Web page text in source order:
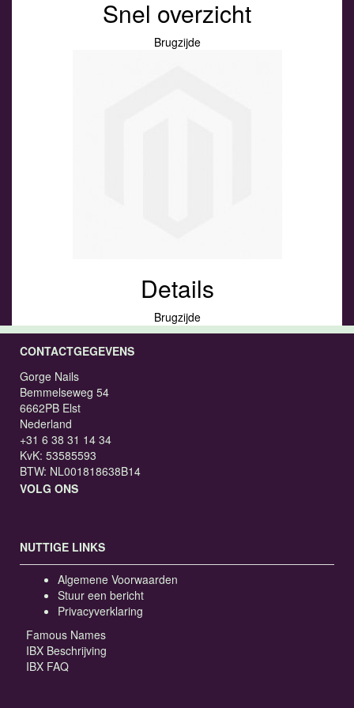
Snel overzicht
Brugzijde
Details
Brugzijde
CONTACTGEGEVENS
Gorge Nails
Bemmelseweg 54
6662PB Elst
Nederland
+31 6 38 31 14 34
KvK: 53585593
BTW: NL001818638B14
VOLG ONS
NUTTIGE LINKS
Algemene Voorwaarden
Stuur een bericht
Privacyverklaring
Famous Names
IBX Beschrijving
IBX FAQ